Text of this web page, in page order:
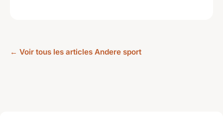
← Voir tous les articles Andere sport